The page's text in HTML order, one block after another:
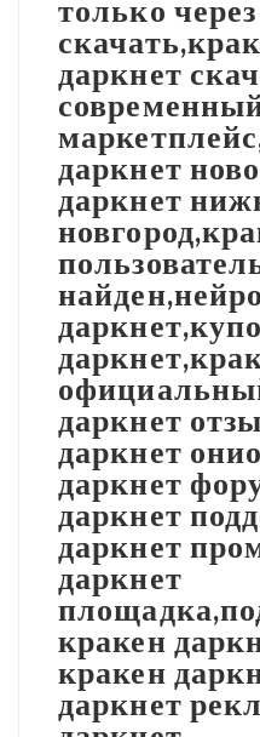
только
даркнет
даркнет
даркнет
даркнет
даркнет
даркнет
даркнет
даркнет
даркнет
кракен
кракен
даркнет